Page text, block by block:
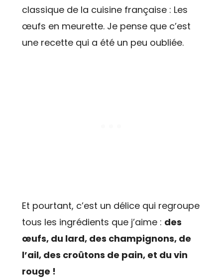
classique de la cuisine française : Les
œufs en meurette. Je pense que c’est
une recette qui a été un peu oubliée.
Et pourtant, c’est un délice qui regroupe
tous les ingrédients que j’aime : des
œufs, du lard, des champignons, de
l’ail, des croûtons de pain, et du vin
rouge !